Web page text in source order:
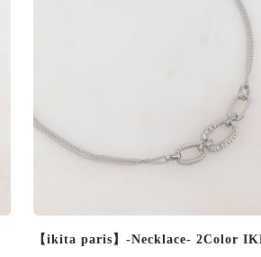
【ikita paris】-Necklace- IKN228